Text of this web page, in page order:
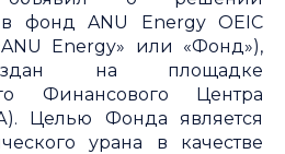
в фонд ANU Energy OEIC
Energy» или «Фонд»),
на площадке
Финансового Центра
Целью Фонда является
урана в качестве